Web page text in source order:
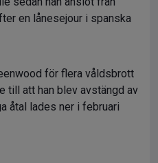
en lånesejour i spanska
för flera våldsbrott
till att han blev avstängd av
åtal lades ner i februari